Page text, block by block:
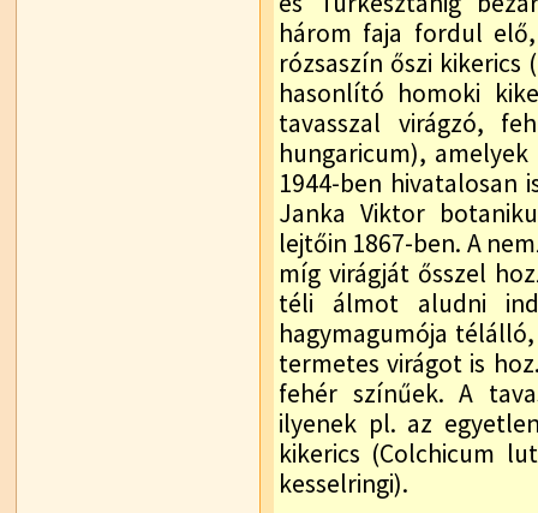
három faja fordul
rózsaszín őszi kikerics
hasonlító homoki
tavasszal virágzó,
hungaricum),
1944-ben hivatalosan
Janka Viktor
lejtőin 1867-ben. A
míg virágját ősszel
téli álmot aludni
hagymagumója
termetes virágot is
fehér színűek. A
ilyenek pl. az
kikerics (Colchicum
kesselringi).